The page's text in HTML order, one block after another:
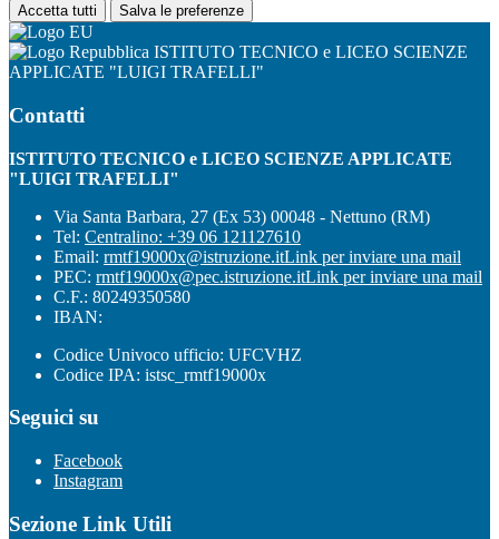
Accetta tutti Salva le preferenze
ISTITUTO TECNICO e LICEO SCIENZE
APPLICATE "LUIGI TRAFELLI"
Contatti
ISTITUTO TECNICO e LICEO SCIENZE APPLICATE
"LUIGI TRAFELLI"
Via Santa Barbara, 27 (Ex 53) 00048 - Nettuno (RM)
Tel: Centralino: +39 06 121127610
Email: rmtf19000x@istruzione.itLink per inviare una mail
PEC: rmtf19000x@pec.istruzione.itLink per inviare una mail
C.F.: 80249350580
IBAN:
Codice Univoco ufficio: UFCVHZ
Codice IPA: istsc_rmtf19000x
Seguici su
Facebook
Instagram
Sezione Link Utili